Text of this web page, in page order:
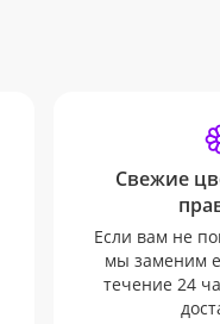
Свежие
Если вам не
мы заменим
течение 24